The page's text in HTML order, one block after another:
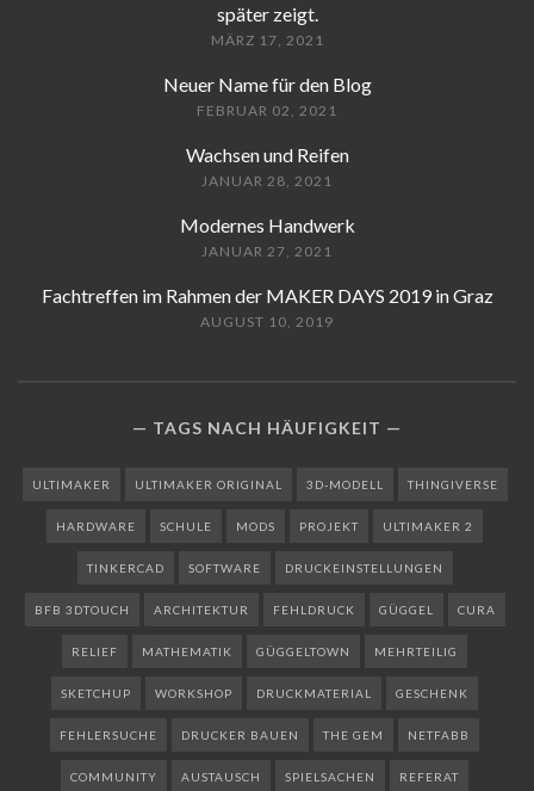
später zeigt.
MÄRZ 17, 2021
Neuer Name für den Blog
FEBRUAR 02, 2021
Wachsen und Reifen
JANUAR 28, 2021
Modernes Handwerk
JANUAR 27, 2021
Fachtreffen im Rahmen der MAKER DAYS 2019 in Graz
AUGUST 10, 2019
TAGS NACH HÄUFIGKEIT
ULTIMAKER ULTIMAKER ORIGINAL 3D-MODELL THINGIVERSE
HARDWARE SCHULE MODS PROJEKT ULTIMAKER 2
TINKERCAD SOFTWARE DRUCKEINSTELLUNGEN
BFB 3DTOUCH ARCHITEKTUR FEHLDRUCK GÜGGEL CURA
RELIEF MATHEMATIK GÜGGELTOWN MEHRTEILIG
SKETCHUP WORKSHOP DRUCKMATERIAL GESCHENK
FEHLERSUCHE DRUCKER BAUEN THE GEM NETFABB
COMMUNITY AUSTAUSCH SPIELSACHEN REFERAT